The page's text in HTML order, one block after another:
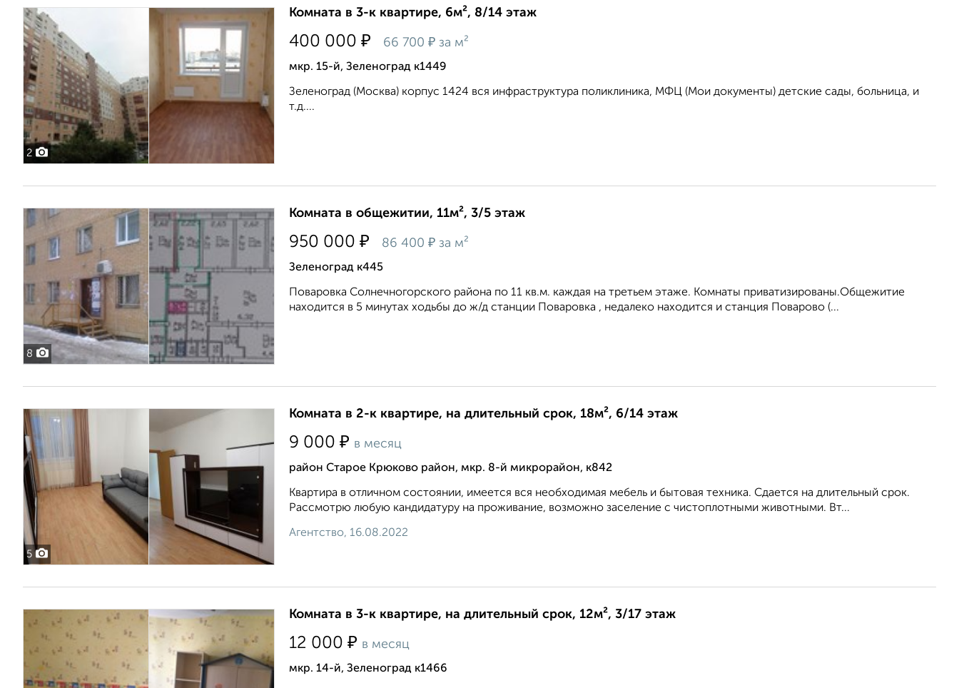
2
Комната в 3-к квартире, 6м², 8/14 этаж
400 000 ₽ 66 700 ₽ за м²
мкр. 15-й, Зеленоград к1449
Зеленоград (Москва) корпус 1424 вся инфраструктура поликлиника, МФЦ (Мои документы) детские сады, больница, и
т.д....
8
Комната в общежитии, 11м², 3/5 этаж
950 000 ₽ 86 400 ₽ за м²
Зеленоград к445
Поваровка Солнечногорского района по 11 кв.м. каждая на третьем этаже. Комнаты приватизированы.Общежитие
находится в 5 минутах ходьбы до ж/д станции Поваровка , недалеко находится и станция Поварово (...
5
Комната в 2-к квартире, на длительный срок, 18м², 6/14 этаж
9 000 ₽ в месяц
район Старое Крюково район, мкр. 8-й микрорайон, к842
Квартира в отличном состоянии, имеется вся необходимая мебель и бытовая техника. Сдается на длительный срок.
Рассмотрю любую кандидатуру на проживание, возможно заселение с чистоплотными животными. Вт...
Агентство, 16.08.2022
Комната в 3-к квартире, на длительный срок, 12м², 3/17 этаж
12 000 ₽ в месяц
мкр. 14-й, Зеленоград к1466